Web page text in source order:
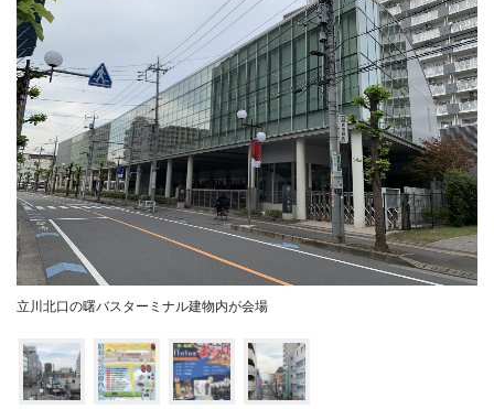
立川北口の曙バスターミナル建物内が会場